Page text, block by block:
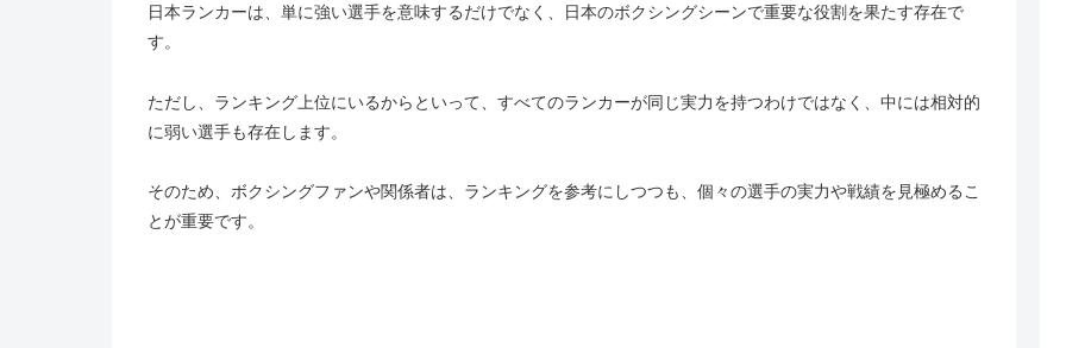
日本ランカーは、単に強い選手を意味するだけでなく、日本のボクシングシーンで重要な役割を果たす存在で
す。
ただし、ランキング上位にいるからといって、すべてのランカーが同じ実力を持つわけではなく、中には相対的
に弱い選手も存在します。
そのため、ボクシングファンや関係者は、ランキングを参考にしつつも、個々の選手の実力や戦績を見極めるこ
とが重要です。